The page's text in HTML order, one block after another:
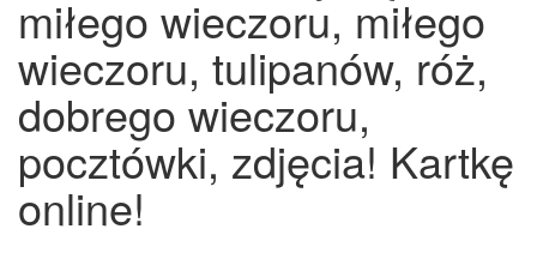
miłego wieczoru, miłego
wieczoru, tulipanów, róż,
dobrego wieczoru,
pocztówki, zdjęcia! Kartkę
online!